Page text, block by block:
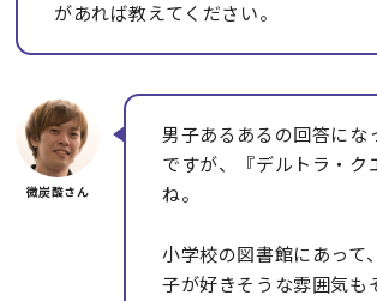
があれば教えてください。
男子あるあるの回答にな
ですが、『デルトラ・ク
ね。
小学校の図書館にあって
子が好きそうな雰囲気も